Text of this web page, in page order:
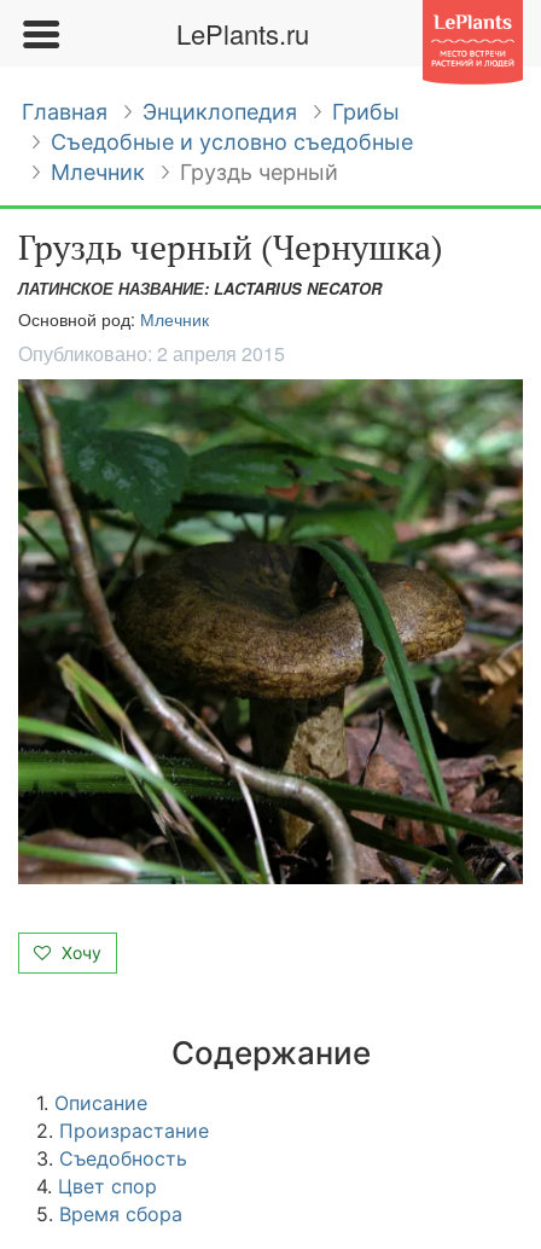
LePlants.ru
Главная Энциклопедия
Грибы
Съедобные и условно съедобные
Млечник
Груздь черный
Груздь черный (Чернушка)
ЛАТИНСКОЕ НАЗВАНИЕ: LACTARIUS NECATOR
Основной род: Млечник
Опубликовано: 2 апреля 2015
Хочу
Содержание
1. Описание
2. Произрастание
3. Съедобность
4. Цвет спор
5. Время сбора